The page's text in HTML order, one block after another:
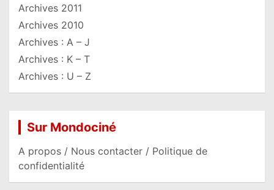
Archives 2011
Archives 2010
Archives : A – J
Archives : K – T
Archives : U – Z
Sur Mondociné
A propos / Nous contacter / Politique de
confidentialité